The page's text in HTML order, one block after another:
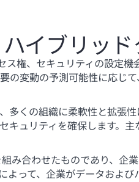
イブリッ
権、セキュリティの設定
の変動の予測可能性に応じ
くの組織に柔軟性と拡張
ュリティを確保します。
み合わせたものであり、企
って、企業がデータおよ